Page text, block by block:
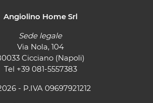
Angiolino Home Srl
Sede legale
Via Nola, 104
Cicciano (Napoli)
Tel +39 081-5557383
- P.IVA 09697921212